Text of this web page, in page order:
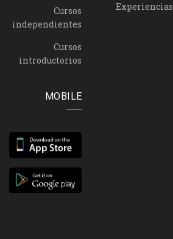
Experiencias
Cursos
independientes
Cursos
introductorios
MOBILE